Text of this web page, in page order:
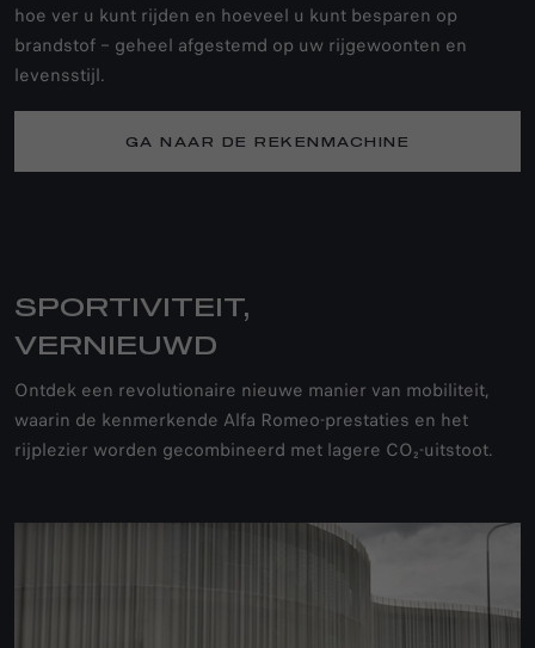
hoe ver u kunt rijden en hoeveel u kunt besparen op
brandstof – geheel afgestemd op uw rijgewoonten en
levensstijl.
GA NAAR DE REKENMACHINE
SPORTIVITEIT,
VERNIEUWD
Ontdek een revolutionaire nieuwe manier van mobiliteit,
waarin de kenmerkende Alfa Romeo-prestaties en het
rijplezier worden gecombineerd met lagere CO₂-uitstoot.